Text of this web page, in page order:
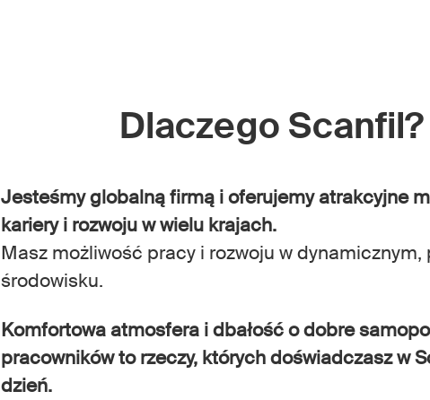
Dlaczego Scanfil?
Jesteśmy globalną firmą i oferujemy atrakcyjne
kariery i rozwoju w wielu krajach.
Masz możliwość pracy i rozwoju w dynamicznym,
środowisku.
Komfortowa atmosfera i dbałość o dobre
pracowników to rzeczy, których doświadczasz w
dzień.